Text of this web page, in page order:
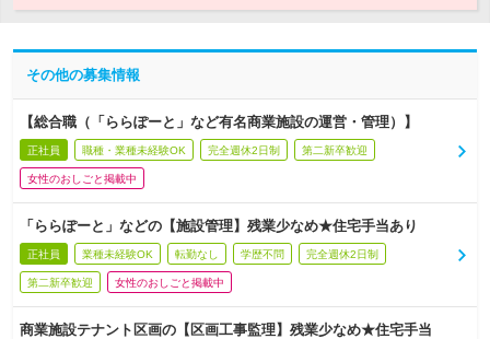
その他の募集情報
【総合職（「ららぽーと」など有名商業施設の運営・管理）】
正社員 職種・業種未経験OK 完全週休2日制 第二新卒歓迎
女性のおしごと掲載中
「ららぽーと」などの【施設管理】残業少なめ★住宅手当あり
正社員 業種未経験OK 転勤なし 学歴不問 完全週休2日制
第二新卒歓迎 女性のおしごと掲載中
商業施設テナント区画の【区画工事監理】残業少なめ★住宅手当